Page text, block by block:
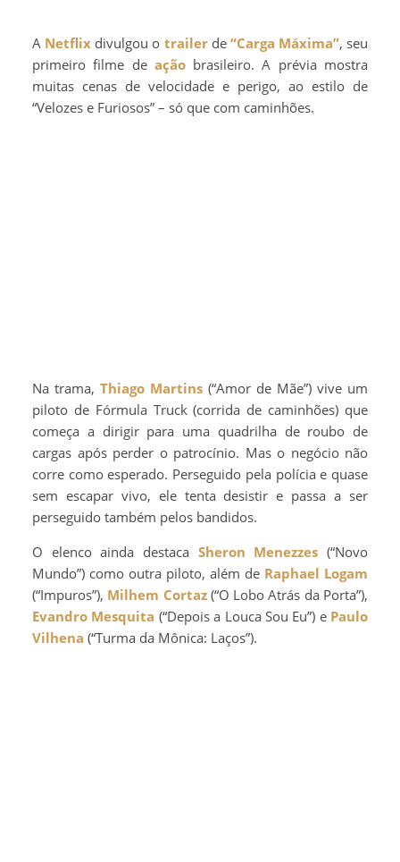
Netflix divulgou o trailerde “Carga Máxima”, seu
primeiro filme de açãobrasileiro. A prévia mostra
muitas cenas de velocidade e perigo, ao estilo de
“Velozes e Furiosos” – só que com caminhões.
Na trama, Thiago Martins (“Amor de Mãe”) vive um
piloto de Fórmula Truck (corrida de caminhões) que
começa a dirigir para uma quadrilha de roubo de
cargas após perder o patrocínio. Mas o negócio não
corre como esperado. Perseguido pela polícia e quase
sem escapar vivo, ele tenta desistir e passa a ser
perseguido também pelos bandidos.
O elenco ainda destaca Sheron Menezzes (“Novo
Mundo”) como outra piloto, além de Raphael Logam
(“Impuros”), Milhem Cortaz(“O Lobo Atrás da Porta”),
Evandro Mesquita (“Depois a Louca Sou Eu”) e Paulo
Vilhena (“Turma da Mônica: Laços”).